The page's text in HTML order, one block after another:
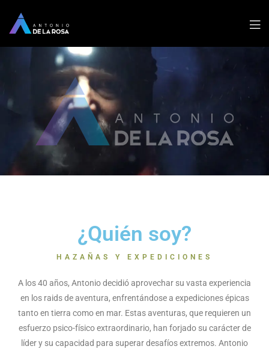
¿Quién soy?
HAZAÑAS Y EXPEDICIONES
A los 40 años, Antonio decidió aprovechar su vasta experiencia
en los raids de aventura, enfrentándose a expediciones épicas
tanto en tierra como en mar. Estas aventuras, que requieren un
esfuerzo psico-físico extraordinario, han forjado su carácter de
líder y su capacidad para superar desafíos extremos. Antonio